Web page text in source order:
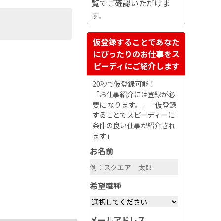
覧でご確認いただけま
す。
仮登録することであなた
にぴったりのお仕事をス
ピーディにご紹介します
20秒で仮登録可能！
「お仕事紹介には登録が必
要に なります。」「仮登録
することでスピーディーに
条件の良い仕事が紹介され
ます」
お名前
希望職種